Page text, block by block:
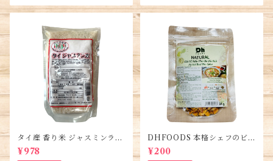
タイ産 香り米 ジャスミンライ
ス450g (2袋)・Thai Jasmine
Rice・Gao Thai
¥978
DHFOODS 本格シェフのビー
フフォーのセット・Gia Vị Ph
ở Bò Hà Nội
¥200